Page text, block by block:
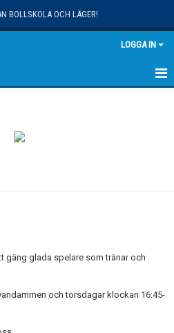
BOLLSKOLA OCH LÄGER!
LOGGA IN
gäng glada spelare som tränar och
och torsdagar klockan 16:45-